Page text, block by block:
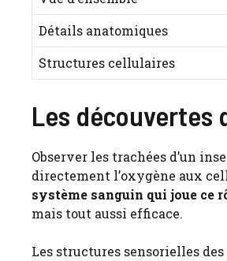
Détails anatomiques
Structures cellulaires
Les
Observer les trachées d’un
directement l’oxygène aux
système sanguin qui joue ce
mais tout aussi efficace.
Les structures sensorielles